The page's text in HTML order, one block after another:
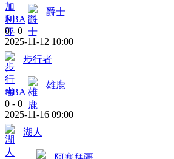
NBA
爵士
0 - 0
2025-11-12 10:00
步行者
NBA
雄鹿
0 - 0
2025-11-16 09:00
湖人